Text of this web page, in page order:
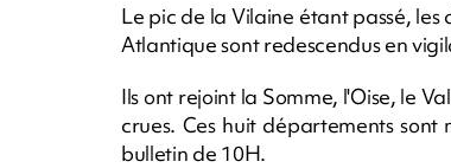
Le pic de la Vilaine étant passé,
Atlantique sont redescendus en
Ils ont rejoint la Somme, l'Oise, le
crues. Ces huit départements
bulletin de 10H.